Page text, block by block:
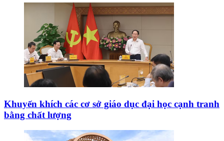
Khuyến khích các cơ sở giáo dục đại học cạnh tranh
bằng chất lượng